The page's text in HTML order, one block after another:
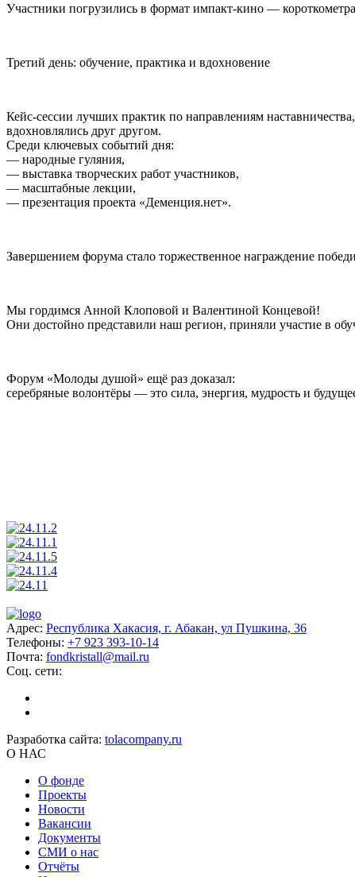
Участники погрузились в формат импакт-кино —
Третий день: обучение, практика и вдохновение
Кейс-сессии лучших практик по направлениям
вдохновлялись друг другом.
Среди ключевых событий дня:
— народные гуляния,
— выставка творческих работ участников,
— масштабные лекции,
— презентация проекта «Деменция.нет».
Завершением форума стало торжественное награждение
Мы гордимся Анной Клоповой и Валентиной Концевой!
Они достойно представили наш регион, приняли участие в
Форум «Молоды душой» ещё раз доказал:
серебряные волонтёры — это сила, энергия, мудрость и
Адрес: Республика Хакасия, г. Абакан, ул Пушкина, 36
Телефоны: +7 923 393-10-14
Почта: fondkristall@mail.ru
Соц. сети:
Разработка сайта: tolacompany.ru
О НАС
О фонде
Проекты
Новости
Вакансии
Документы
СМИ о нас
Отчёты